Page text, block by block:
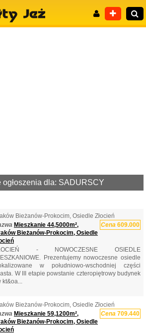
ogłoszenia dla: SADURSCY
Bieżanów-Prokocim, Osiedle Złocień
Cena 609.000
Mieszkanie 44,5000m²,
Bieżanów-Prokocim, Osiedle
- NOWOCZESNE OSIEDLE
Prezentujemy nowoczesne osiedle
w południowo-wschodniej części
W III etapie powstanie czteropiętrowy budynek
kt&oa...
Bieżanów-Prokocim, Osiedle Złocień
Cena 709.440
Mieszkanie 59,1200m²,
Bieżanów-Prokocim, Osiedle